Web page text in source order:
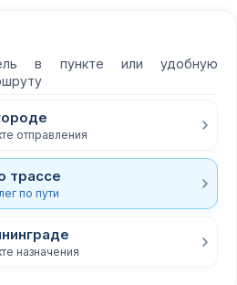
в пункте или удобную
отправления
трассе
по пути
назначения